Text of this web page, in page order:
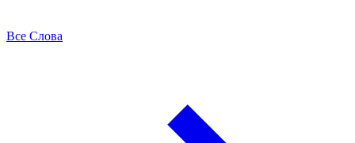
Все Слова